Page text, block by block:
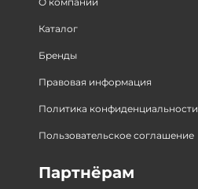
Каталог
Бренды
Правовая информация
Политика конфиденциальности
Пользовательское соглашение
Партнёрам